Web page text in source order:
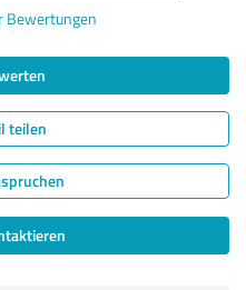
Bewertungen
teilen